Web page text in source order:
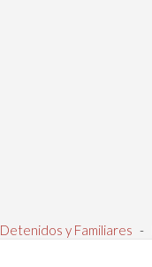
Detenidos y Familiares -